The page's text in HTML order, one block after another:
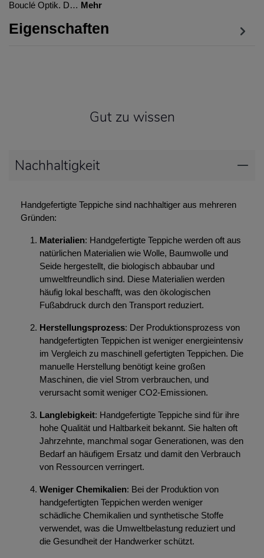
Bouclé Optik. D… Mehr
Eigenschaften
Gut zu wissen
Nachhaltigkeit
Handgefertigte Teppiche sind nachhaltiger aus mehreren
Gründen:
Materialien: Handgefertigte Teppiche werden oft aus
natürlichen Materialien wie Wolle, Baumwolle und
Seide hergestellt, die biologisch abbaubar und
umweltfreundlich sind. Diese Materialien werden
häufig lokal beschafft, was den ökologischen
Fußabdruck durch den Transport reduziert.
Herstellungsprozess: Der Produktionsprozess von
handgefertigten Teppichen ist weniger energieintensiv
im Vergleich zu maschinell gefertigten Teppichen. Die
manuelle Herstellung benötigt keine großen
Maschinen, die viel Strom verbrauchen, und
verursacht somit weniger CO2-Emissionen.
Langlebigkeit: Handgefertigte Teppiche sind für ihre
hohe Qualität und Haltbarkeit bekannt. Sie halten oft
Jahrzehnte, manchmal sogar Generationen, was den
Bedarf an häufigem Ersatz und damit den Verbrauch
von Ressourcen verringert.
Weniger Chemikalien: Bei der Produktion von
handgefertigten Teppichen werden weniger
schädliche Chemikalien und synthetische Stoffe
verwendet, was die Umweltbelastung reduziert und
die Gesundheit der Handwerker schützt.